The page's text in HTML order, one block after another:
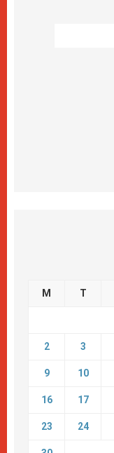
M T
2 3
9 10
16 17
23 24